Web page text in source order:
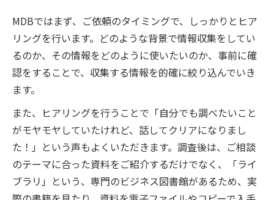
MDBではまず、ご依頼のタイミングで、しっかりとヒア
リングを行います。どのような背景で情報収集をしてい
るのか、その情報をどのように使いたいのか、事前に確
認をすることで、収集する情報を的確に絞り込んでいき
ます。
また、ヒアリングを行うことで「自分でも調べたいこと
がモヤモヤしていたけれど、話してクリアになりまし
た！」という声もよくいただきます。調査後は、ご相談
のテーマに合った資料をご紹介するだけでなく、「ライ
ブラリ」という、専門のビジネス図書館があるため、実